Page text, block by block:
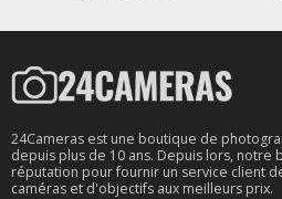
24Cameras est une boutique de
depuis plus de 10 ans. Depuis lors, notre
réputation pour fournir un service client
caméras et d'objectifs aux meilleurs prix.